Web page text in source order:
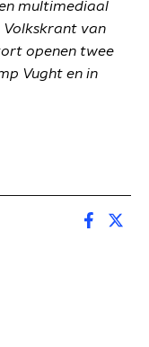
multimediaal
Volkskrant van
openen twee
Vught en in